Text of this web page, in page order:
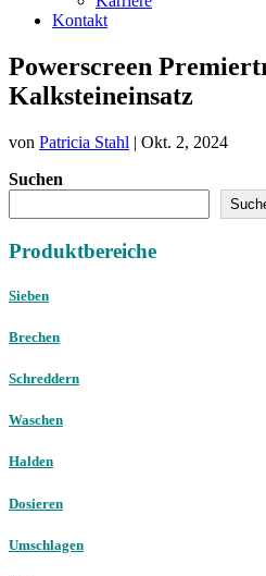
Kontakt
Powerscreen
Kalksteineinsatz
von Patricia Stahl | Okt. 2, 2024
Suchen
Produktbereiche
Sieben
Brechen
Schreddern
Waschen
Halden
Dosieren
Umschlagen